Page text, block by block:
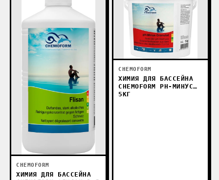
CHEMOFORM
ХИМИЯ ДЛЯ БАССЕЙНА
CHEMOFORM
ХИМИЯ ДЛЯ БАССЕЙНА
CHEMOFORM PH-МИНУС
5КГ